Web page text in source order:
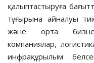
қалыптастыруға
тұғырына айналуы
және орта бизнес
компаниялар,
инфрақұрылым